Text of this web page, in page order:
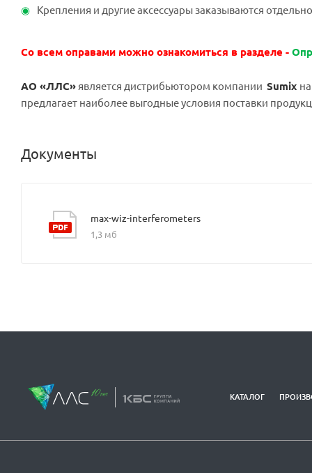
Крепления и другие аксессуары заказываются отдельно
Со всем оправами можно ознакомиться в разделе -
АО «ЛЛС» является дистрибьютором компании Sumix
предлагает наиболее выгодные условия поставки
Документы
max-wiz-interferometers
1,3 мб
КАТАЛОГ